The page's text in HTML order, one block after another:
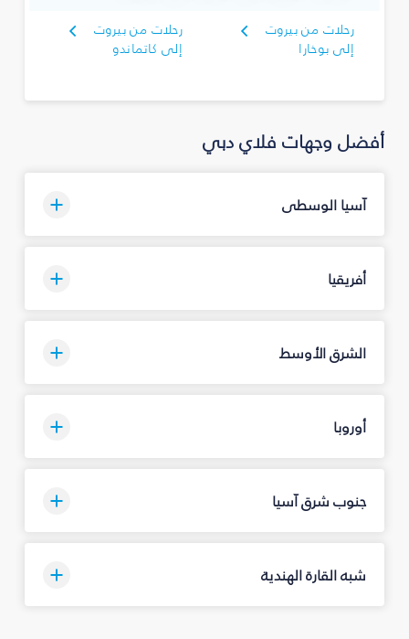
رحلات من بيروت
إلى بوخارا
رحلات من بيروت
إلى كاتماندو
أفضل وجهات فلاي دبي
آسيا الوسطى
أفريقيا
الشرق الأوسط
أوروبا
جنوب شرق آسيا
شبه القارة الهندية